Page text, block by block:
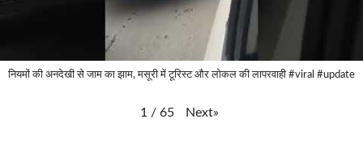
नियमों की अनदेखी से जाम का झाम, मसूरी में टूरिस्ट और लोकल की लापरवाही #viral #update
1 / 65 Next»